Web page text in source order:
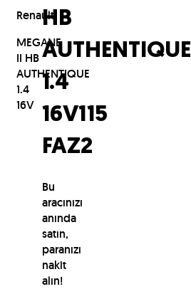
Renault
MEGANE
II HB
AUTHENTIQUE
1.4
16V
HB
AUTHENTIQUE
1.4
16V115
FAZ2
Bu
aracınızı
anında
satın,
paranızı
nakit
alın!